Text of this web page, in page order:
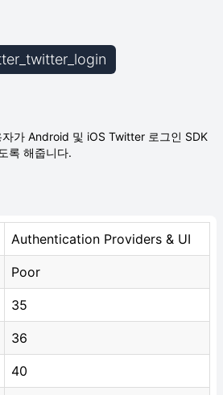
가 Android 및 iOS Twitter 로그인 SDK
록 해줍니다.
Authentication Providers & UI
Poor
35
36
40